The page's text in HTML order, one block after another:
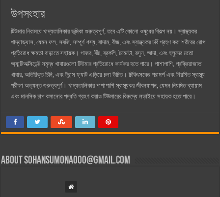
উপসংহার
টিউমার নিরাময়ে খাদ্যতালিকার ভূমিকা গুরুত্বপূর্ণ, তবে এটি কোনো ওষুধের বিকল্প নয়। স্বাস্থ্যকর
খাদ্যাভ্যাস, যেমন ফল, সবজি, সম্পূর্ণ শস্য, বাদাম, বীজ, এবং স্বাস্থ্যকর চর্বি গ্রহণ করা শরীরের রোগ
প্রতিরোধ ক্ষমতা বাড়াতে সহায়ক। গাজর, বীট, ব্রকলি, টমেটো, রসুন, আদা, এবং হলুদের মতো
অ্যান্টিঅক্সিডেন্ট সমৃদ্ধ খাবারগুলো টিউমার প্রতিরোধে কার্যকর হতে পারে। পাশাপাশি, প্রক্রিয়াজাত
খাবার, অতিরিক্ত চিনি, এবং ট্রান্স ফ্যাট এড়িয়ে চলা উচিত। চিকিৎসকের পরামর্শ এবং নিয়মিত স্বাস্থ্য
পরীক্ষা অত্যন্ত গুরুত্বপূর্ণ। খাদ্যতালিকার পাশাপাশি স্বাস্থ্যকর জীবনযাপন, যেমন নিয়মিত ব্যায়াম
এবং মানসিক চাপ কমানোর পদ্ধতি গ্রহণ করাও টিউমারের বিরুদ্ধে লড়াইয়ে সহায়ক হতে পারে।
Aboutsohansumona000@gmail.com